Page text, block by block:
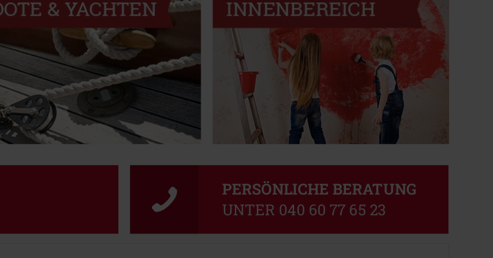
PERSÖNLICHE BERATUNG
UNTER 040 60 77 65 23